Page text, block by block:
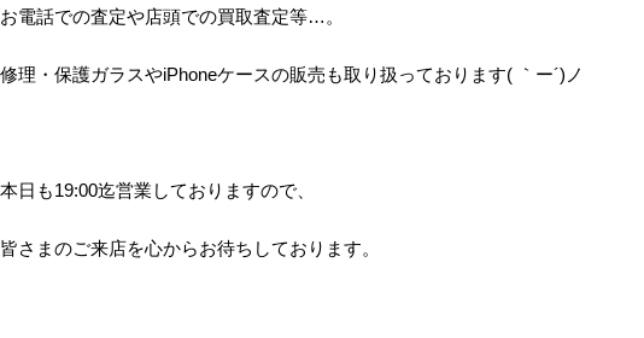
お電話での査定や店頭での買取査定等…。
修理・保護ガラスやiPhoneケースの販売も取り扱っております( ｀ー´)ノ
本日も19:00迄営業しておりますので、
皆さまのご来店を心からお待ちしております。